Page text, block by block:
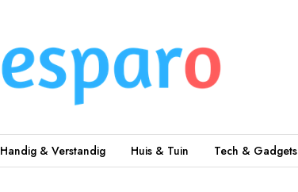
Handig & Verstandig Huis & Tuin Tech & Gadgets